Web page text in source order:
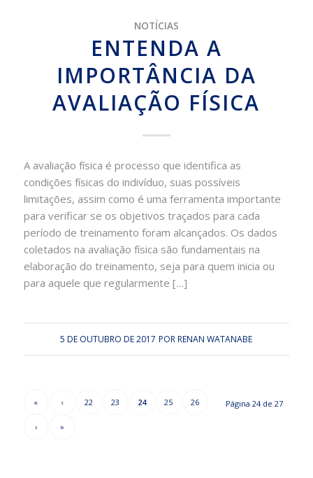
NOTÍCIAS
ENTENDA A
IMPORTÂNCIA DA
AVALIAÇÃO FÍSICA
A avaliação física é processo que identifica as
condições físicas do indivíduo, suas possíveis
limitações, assim como é uma ferramenta importante
para verificar se os objetivos traçados para cada
período de treinamento foram alcançados. Os dados
coletados na avaliação física são fundamentais na
elaboração do treinamento, seja para quem inicia ou
para aquele que regularmente […]
5 DE OUTUBRO DE 2017 PORRENAN WATANABE
Página 24 de 27
« ‹ 22 23 24 25 26
› »